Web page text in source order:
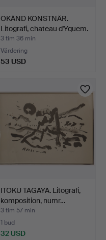
OKÄND KONSTNÄR.
Litografi, chateau d'Yquem.
3 tim 36 min
Värdering
53 USD
ITOKU TAGAYA. Litografi,
komposition, numr…
3 tim 57 min
1 bud
32 USD